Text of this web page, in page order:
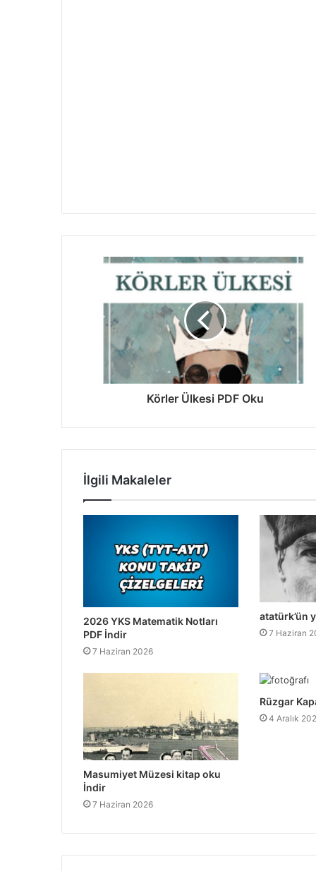
Körler Ülkesi PDF Oku
İlgili Makaleler
2026 YKS Matematik Notları
PDF İndir
7 Haziran 2026
atatürk’ün
7 Haziran
Masumiyet Müzesi kitap oku
İndir
7 Haziran 2026
Rüzgar
4 Aralık